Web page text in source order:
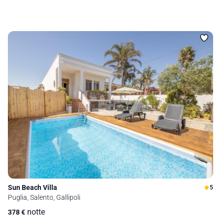
Sun Beach Villa 5
Puglia, Salento, Gallipoli
378€ notte